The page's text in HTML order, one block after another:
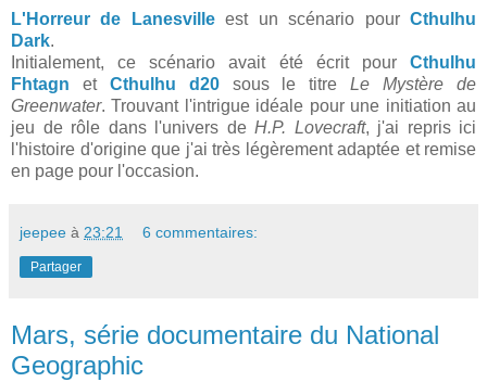
L'Horreur de Lanesvilleest un scénario pourCthulhu
Dark.
Initialement, ce scénario avait été écrit pour Cthulhu
Fhtagn et Cthulhu d20sous le titreLe Mystère de
Greenwater. Trouvant l'intrigue idéale pour une initiation au
jeu de rôle dans l'univers de H.P. Lovecraft, j'ai repris ici
l'histoire d'origine que j'ai très légèrement adaptée et remise
en page pour l'occasion.
jeepee à 23:21 6 commentaires:
Partager
Mars, série documentaire du National
Geographic